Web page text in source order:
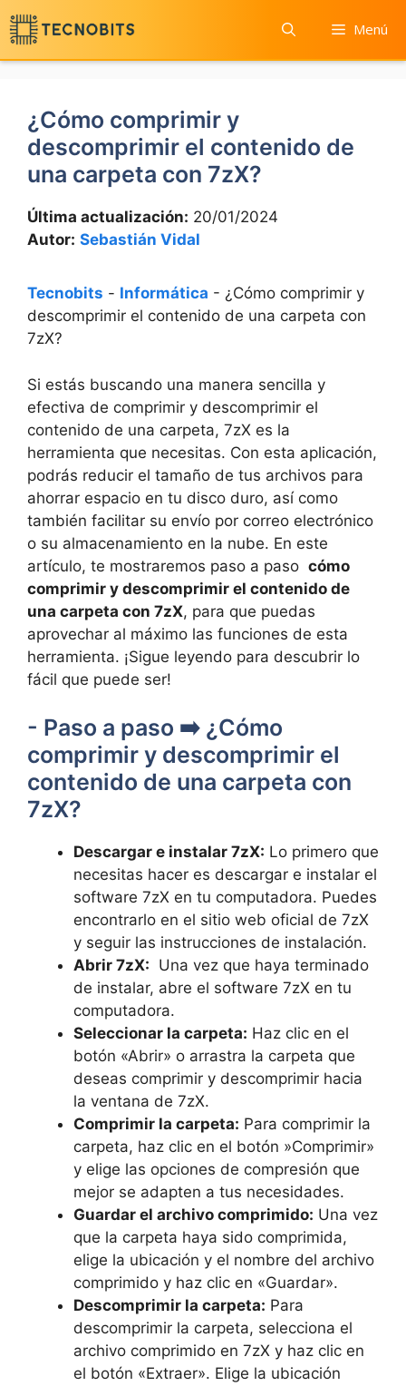
Saltar
al
contenido
Menú
¿Cómo comprimir y
descomprimir el contenido de
una carpeta con 7zX?
Última actualización: 20/01/2024
Autor: Sebastián Vidal
Tecnobits - Informática - ¿Cómo comprimir y
descomprimir el contenido de una carpeta con
7zX?
​Si estás buscando‌ una manera sencilla y‌
efectiva de comprimir y descomprimir‌ el
contenido ‌de una‍ carpeta, 7zX es la
herramienta que necesitas. Con esta aplicación,
podrás ​reducir ⁤el ‌tamaño de tus archivos para
ahorrar ⁤espacio en ​tu disco duro, ⁤así como
también facilitar⁤ su envío por correo electrónico
o su almacenamiento⁣ en la nube.‍ En este
artículo, te mostraremos paso a⁢ paso ⁢ cómo
comprimir ⁢y descomprimir el contenido de
una carpeta con 7zX, para ⁣que puedas
⁣aprovechar al máximo las funciones de esta
herramienta. ¡Sigue‍ leyendo para descubrir lo
fácil que puede ser!
-⁣ Paso a paso ➡️ ¿Cómo
comprimir y descomprimir el
contenido de una carpeta con
7zX?
Descargar e instalar 7zX: Lo primero que
necesitas hacer es ⁢descargar e instalar el
software 7zX ‌en‍ tu computadora. Puedes⁢
encontrarlo en el sitio web⁢ oficial de 7zX
y seguir las instrucciones de instalación.
Abrir 7zX: ‍ Una vez que haya terminado
de instalar, abre el software 7zX en tu
computadora.
Seleccionar la carpeta: Haz clic en ​el⁢
botón «Abrir» ⁣o arrastra ⁢la carpeta que
deseas comprimir ⁣y descomprimir hacia
la ventana de 7zX.
Comprimir la carpeta: Para ⁤comprimir la
carpeta, haz‍ clic ‌en el botón ⁢»Comprimir»
y elige las opciones de compresión que
‍mejor se ⁣adapten ​a tus necesidades.
Guardar el archivo comprimido: Una vez​
que la carpeta⁣ haya sido comprimida,
elige la ubicación‍ y el nombre del archivo
comprimido y haz clic en «Guardar».
Descomprimir la carpeta: Para
descomprimir la carpeta, selecciona el
archivo comprimido en⁢ 7zX y haz clic en
el botón «Extraer». Elige la‍ ubicación